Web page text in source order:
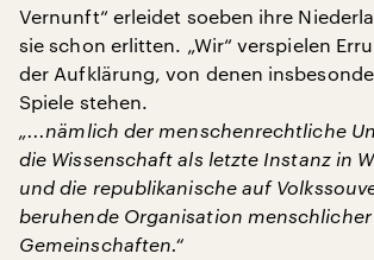
Vernunft“ erleidet soeben ihre
sie schon erlitten. „Wir“ verspielen
der Aufklärung, von denen
Spiele stehen.
„...nämlich der menschenrechtliche
die Wissenschaft als letzte Instanz in
und die republikanische auf
beruhende Organisation menschlicher
Gemeinschaften.“